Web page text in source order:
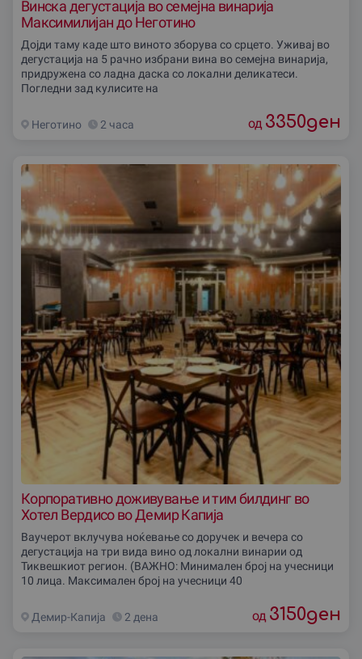
Винска дегустација во семејна винарија
Максимилијан до Неготино
Дојди таму каде што виното зборува со срцето. Уживај во
дегустација на 5 рачно избрани вина во семејна винарија,
придружена со ладна даска со локални деликатеси.
Погледни зад кулисите на
Неготино 2 часа од 3350ден
Корпоративно доживување и тим билдинг во
Хотел Вердисо во Демир Капија
Ваучерот вклучува ноќевање со доручек и вечера со
дегустација на три вида вино од локални винарии од
Тиквешкиот регион. (ВАЖНО: Минимален број на учесници
10 лица. Максимален број на учесници 40
Демир-Капиjа 2 дена од 3150ден